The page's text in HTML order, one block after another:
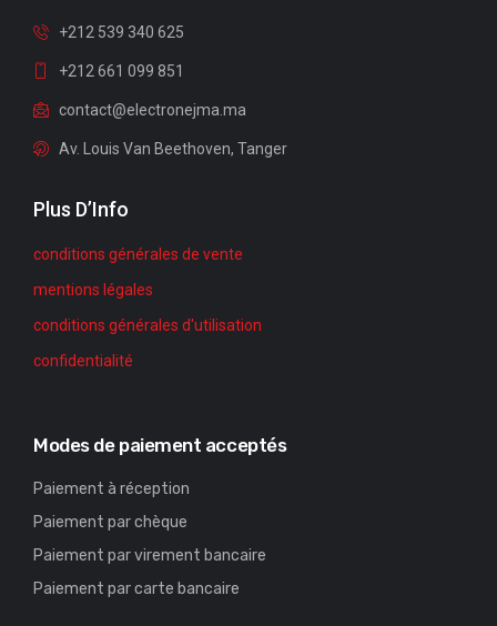
+212 539 340 625
+212 661 099 851
contact@electronejma.ma
Av. Louis Van Beethoven, Tanger
Plus D’Info
conditions générales de vente
mentions légales
conditions générales d'utilisation
confidentialité
Modes de paiement acceptés
Paiement à réception
Paiement par chèque
Paiement par virement bancaire
Paiement par carte bancaire